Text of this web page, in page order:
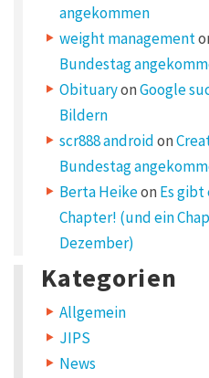
angekommen
weight management
Bundestag
ObituaryonGoogle
Bildern
scr888 androidon
Bundestag
Berta Heikeon Es gibt
Chapter! (und ein
Dezember)
Kategorien
Allgemein
JIPS
News